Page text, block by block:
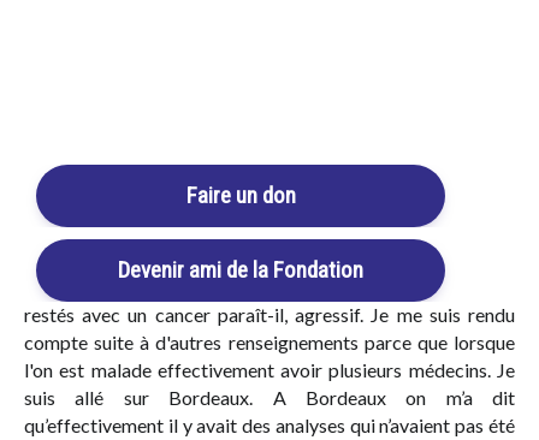
Faire un don
Devenir ami de la Fondation
[/vc_column_text][/vc_column_inner][/vc_row_inner]
[vc_column_text]J'ai eu 40 séances de rayons. L’oncologue a
dit “je vous tire de là à 95%”. Il y a donc les 5% qui sont
restés avec un cancer paraît-il, agressif. Je me suis rendu
compte suite à d'autres renseignements parce que lorsque
l'on est malade effectivement avoir plusieurs médecins. Je
suis allé sur Bordeaux. A Bordeaux on m’a dit
qu’effectivement il y avait des analyses qui n’avaient pas été